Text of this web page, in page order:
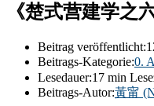
《楚式营建学之
Beitrag veröffentlicht:
Beitrags-Kategorie:0.
Lesedauer:17 min
Beitrags-Autor:黃甯